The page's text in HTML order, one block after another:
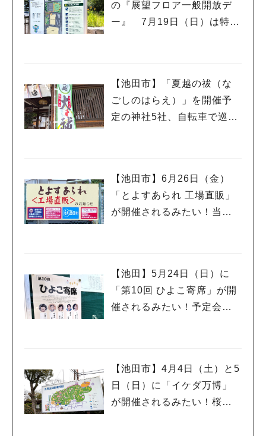
の『展望フロア一般開放デ
ー』 7月19日（日）は特別
【池田市】「夏越の祓（な
ごしのはらえ）」を開催予
定の神社5社、自転車で巡っ
【池田市】6月26日（金）
「とよすあられ 工場直販」
が開催されるみたい！当日
【池田】5月24日（日）に
「第10回 ひよこ寄席」が開
催されるみたい！予定会場
【池田市】4月4日（土）と5
日（日）に「イケダ万博」
が開催されるみたい！桜も
#大阪学院大 商品開発プロジェクト
#あなたはどっち？